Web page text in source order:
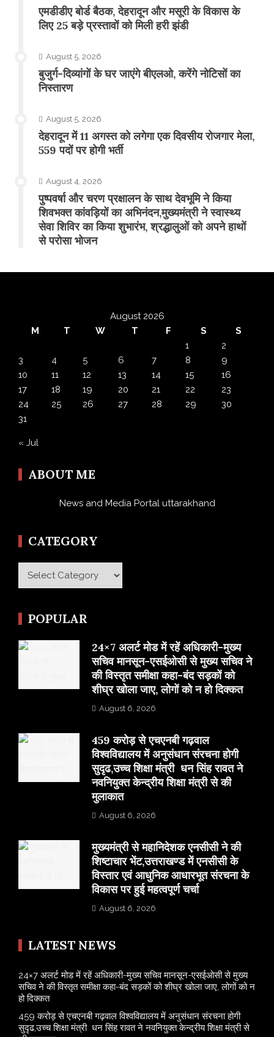
एमडीडीए बोर्ड बैठक, देहरादून और मसूरी के विकास के
लिए 25 बड़े प्रस्तावों को मिली हरी झंडी
August 5, 2026
बुजुर्ग-दिव्यांगों के घर जाएंगे बीएलओ, करेंगे नोटिसों का
निस्तारण
August 5, 2026
​देहरादून में 11 अगस्त को लगेगा एक दिवसीय रोजगार मेला,
559 पदों पर होगी भर्ती
August 4, 2026
पुष्पवर्षा और चरण प्रक्षालन के साथ देवभूमि ने किया
शिवभक्त कांवड़ियों का अभिनंदन,मुख्यमंत्री ने स्वास्थ्य
सेवा शिविर का किया शुभारंभ, श्रद्धालुओं को अपने हाथों
से परोसा भोजन
August 2026
M
T W T F S
S
1
2
3
4 5 6 7 8
9
10
11 12 13 14 15
16
17
18 19 20 21 22
23
24
25 26 27 28 29
30
31
« Jul
ABOUT ME
News and Media Portal uttarakhand
CATEGORY
Category
POPULAR
24×7 अलर्ट मोड में रहें अधिकारी-मुख्य
सचिव मानसून-एसईओसी से मुख्य सचिव ने
की विस्तृत समीक्षा कहा-बंद सड़कों को
शीघ्र खोला जाए, लोगों को न हो दिक्कत
August 6, 2026
459 करोड़ से एचएनबी गढ़वाल
विश्वविद्यालय में अनुसंधान संरचना होगी
सुदृढ,उच्च शिक्षा मंत्री धन सिंह रावत ने
नवनियुक्त केन्द्रीय शिक्षा मंत्री से की
मुलाकात
August 6, 2026
मुख्यमंत्री से महानिदेशक एनसीसी ने की
शिष्टाचार भेंट,उत्तराखण्ड में एनसीसी के
विस्तार एवं आधुनिक आधारभूत संरचना के
विकास पर हुई महत्वपूर्ण चर्चा
August 6, 2026
LATEST NEWS
24×7 अलर्ट मोड में रहें अधिकारी-मुख्य सचिव मानसून-एसईओसी से मुख्य
सचिव ने की विस्तृत समीक्षा कहा-बंद सड़कों को शीघ्र खोला जाए, लोगों को न
हो दिक्कत
459 करोड़ से एचएनबी गढ़वाल विश्वविद्यालय में अनुसंधान संरचना होगी
सुदृढ,उच्च शिक्षा मंत्री धन सिंह रावत ने नवनियुक्त केन्द्रीय शिक्षा मंत्री से